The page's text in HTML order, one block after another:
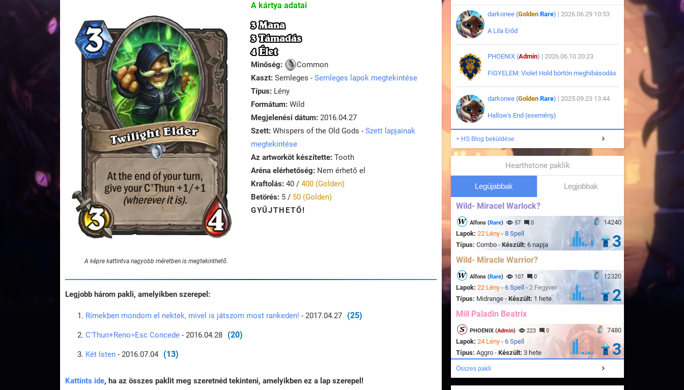
A képre kattintva nagyobb méretben is megtekinthető.
A kártya adatai
3 Mana
3 Támadás
4 Élet
Minőség:
Common
Kaszt: Semleges - Semleges lapok megtekintése
Típus: Lény
Formátum: Wild
Megjelenési dátum: 2016.04.27
Szett: Whispers of the Old Gods - Szett lapjainak
megtekintése
Az artworköt készítette: Tooth
Aréna elérhetőség: Nem érhető el
Kraftolás: 40 / 400 (Golden)
Betörés: 5 / 50 (Golden)
GYŰJTHETŐ!
Legjobb három pakli, amelyikben szerepel:
Rímekben mondom el nektek, mivel is játszom most rankeden! - 2017.04.27 (25)
C'Thun+Reno=Esc Concede - 2016.04.28 (20)
Két Isten - 2016.07.04 (13)
Kattints ide, ha az összes paklit meg szeretnéd tekinteni, amelyikben ez a lap szerepel!
darkonee (Golden Rare) | 2026.06.29 10:53
A Lila Erőd
PHOENIX (Admin) | 2026.06.10 20:23
FIGYELEM: Violet Hold börtön meghibásodás
darkonee (Golden Rare) | 2025.09.23 13:44
Hallow's End (esemény)
+ HS Blog beküldése
Hearthstone paklik
Legújabbak Legjobbak
Wild- Miracel Warlock?
14240
Alfons (Rare) 57 0
Lapok: 22 Lény - 8 Spell
Típus: Combo - Készült: 6 napja 3
Wild- Miracle Warrior?
12320
Alfons (Rare) 107 0
Lapok: 22 Lény - 6 Spell - 2 Fegyver
Típus: Midrange - Készült: 1 hete 2
Mill Paladin Beatrix
7480
PHOENIX (Admin) 223 0
Lapok: 24 Lény - 6 Spell
Típus: Aggro - Készült: 3 hete 3
Összes pakli